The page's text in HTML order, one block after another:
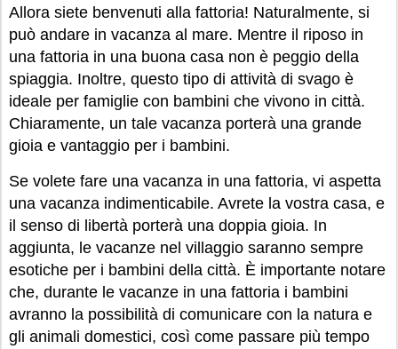
Allora siete benvenuti alla fattoria! Naturalmente, si
può andare in vacanza al mare. Mentre il riposo in
una fattoria in una buona casa non è peggio della
spiaggia. Inoltre, questo tipo di attività di svago è
ideale per famiglie con bambini che vivono in città.
Chiaramente, un tale vacanza porterà una grande
gioia e vantaggio per i bambini.
Se volete fare una vacanza in una fattoria, vi aspetta
una vacanza indimenticabile. Avrete la vostra casa, e
il senso di libertà porterà una doppia gioia. In
aggiunta, le vacanze nel villaggio saranno sempre
esotiche per i bambini della città. È importante notare
che, durante le vacanze in una fattoria i bambini
avranno la possibilità di comunicare con la natura e
gli animali domestici, così come passare più tempo